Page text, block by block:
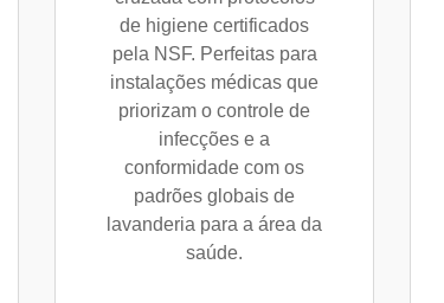
de higiene certificados
pela NSF. Perfeitas para
instalações médicas que
priorizam o controle de
infecções e a
conformidade com os
padrões globais de
lavanderia para a área da
saúde.